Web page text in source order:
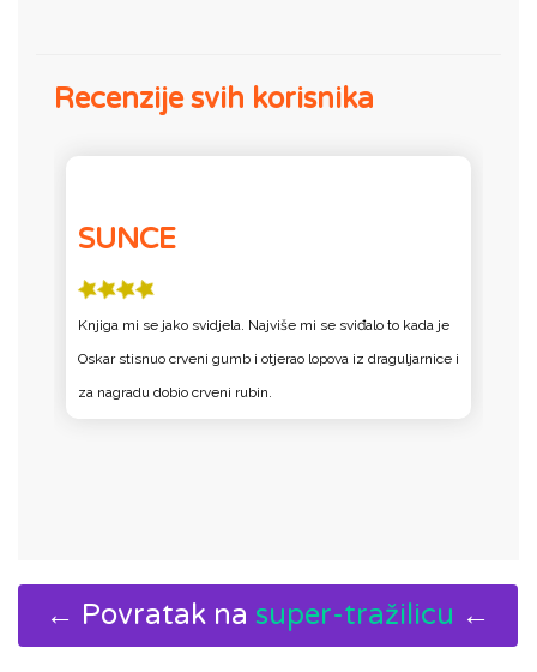
Recenzije svih korisnika
SUNCE
Knjiga mi se jako svidjela. Najviše mi se sviđalo to kada je
Oskar stisnuo crveni gumb i otjerao lopova iz draguljarnice i
za nagradu dobio crveni rubin.
← Povratak na super-tražilicu ←